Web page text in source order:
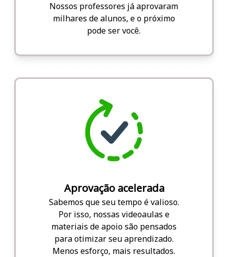
Nossos professores já aprovaram
milhares de alunos, e o próximo
pode ser você.
Aprovação acelerada
Sabemos que seu tempo é valioso.
Por isso, nossas videoaulas e
materiais de apoio são pensados
para otimizar seu aprendizado.
Menos esforço, mais resultados.